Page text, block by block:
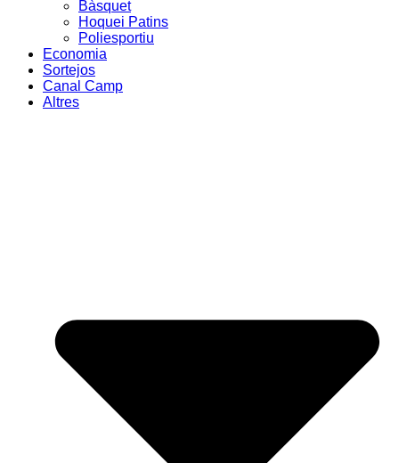
Bàsquet
Hoquei Patins
Poliesportiu
Economia
Sortejos
Canal Camp
Altres